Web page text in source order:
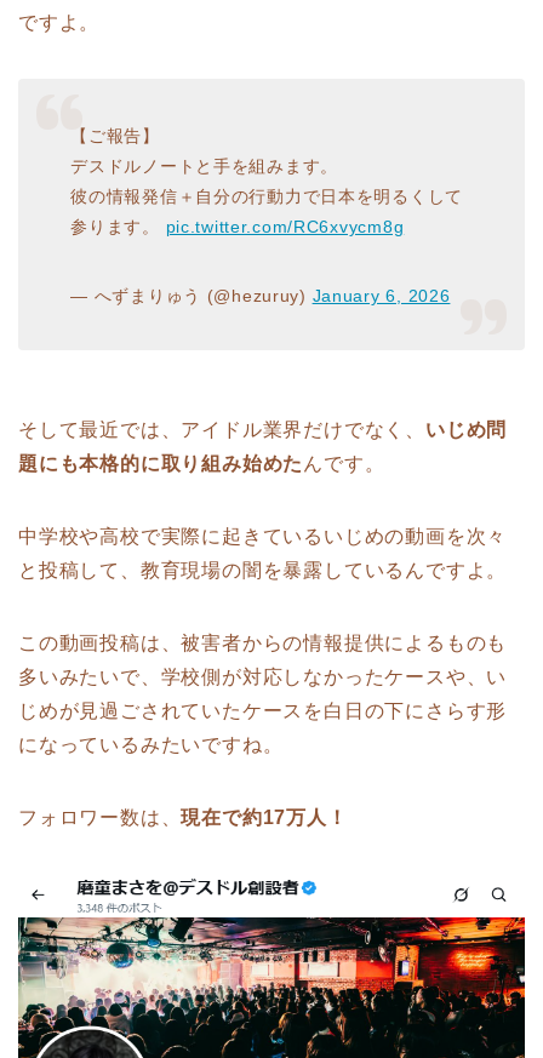
ですよ。
【ご報告】
デスドルノートと手を組みます。
彼の情報発信＋自分の行動力で日本を明るくして
参ります。 pic.twitter.com/RC6xvycm8g
— へずまりゅう (@hezuruy) January 6, 2026
そして最近では、アイドル業界だけでなく、 いじめ問
題にも本格的に取り組み始めた んです。
中学校や高校で実際に起きているいじめの動画を次々
と投稿して、教育現場の闇を暴露しているんですよ。
この動画投稿は、被害者からの情報提供によるものも
多いみたいで、学校側が対応しなかったケースや、い
じめが見過ごされていたケースを白日の下にさらす形
になっているみたいですね。
フォロワー数は、現在で約17万人！